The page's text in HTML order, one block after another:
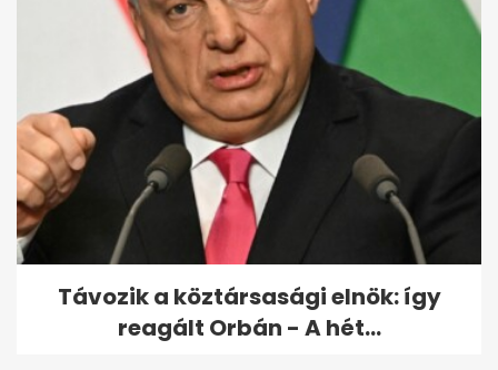
Kiderült, mikor állhat fel a
Vagyonvisszaszerzési Hivatal
- A hét...
Távozik a köztársasági elnök: így
reagált Orbán - A hét...